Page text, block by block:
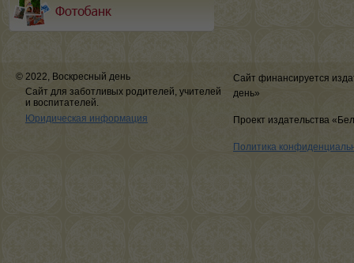
© 2022, Воскресный день
Сайт для заботливых родителей, учителей
и воспитателей.
Юридическая информация
Сайт финансируется
день»
Проект издательства
Политика